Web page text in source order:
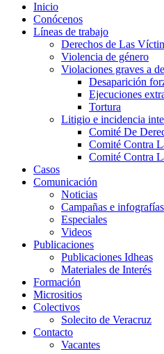
Inicio
Conócenos
Líneas de trabajo
Derechos de Las
Violencia de género
Violaciones graves a
Desaparición
Ejecuciones
Tortura
Litigio e incidencia
Comité De
Comité Contra
Comité Contra
Casos
Comunicación
Noticias
Campañas e infografías
Especiales
Videos
Publicaciones
Publicaciones Idheas
Materiales de Interés
Formación
Micrositios
Colectivos
Solecito de Veracruz
Contacto
Vacantes